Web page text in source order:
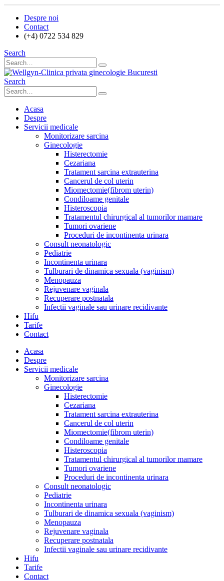
Despre noi
Contact
(+4) 0722 534 829
Search
Search
Acasa
Despre
Servicii medicale
Monitorizare sarcina
Ginecologie
Histerectomie
Cezariana
Tratament sarcina extrauterina
Cancerul de col uterin
Miomectomie(fibrom uterin)
Condiloame genitale
Histeroscopia
Tratamentul chirurgical al tumorilor mamare
Tumori ovariene
Proceduri de incontinenta urinara
Consult neonatologic
Pediatrie
Incontinenta urinara
Tulburari de dinamica sexuala (vaginism)
Menopauza
Rejuvenare vaginala
Recuperare postnatala
Infectii vaginale sau urinare recidivante
Hifu
Tarife
Contact
Acasa
Despre
Servicii medicale
Monitorizare sarcina
Ginecologie
Histerectomie
Cezariana
Tratament sarcina extrauterina
Cancerul de col uterin
Miomectomie(fibrom uterin)
Condiloame genitale
Histeroscopia
Tratamentul chirurgical al tumorilor mamare
Tumori ovariene
Proceduri de incontinenta urinara
Consult neonatologic
Pediatrie
Incontinenta urinara
Tulburari de dinamica sexuala (vaginism)
Menopauza
Rejuvenare vaginala
Recuperare postnatala
Infectii vaginale sau urinare recidivante
Hifu
Tarife
Contact